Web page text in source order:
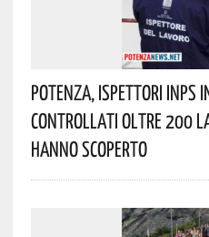
Potenza, Ispettori INPS
Controllati Oltre 200
Hanno Scoperto